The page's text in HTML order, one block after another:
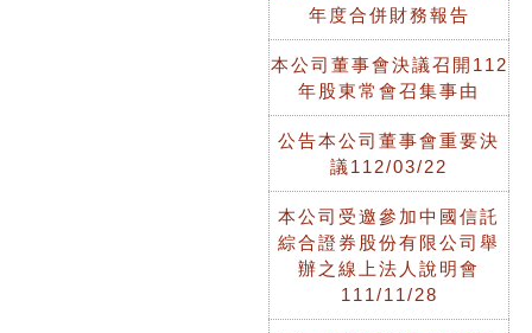
年度合併財務報告
本公司董事會決議召開112
年股東常會召集事由
公告本公司董事會重要決
議112/03/22
本公司受邀參加中國信託
綜合證券股份有限公司舉
辦之線上法人說明會
111/11/28